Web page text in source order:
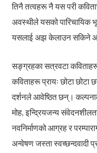
तिनै तत्वहरू नै यस परी
अवस्थीले यसको पारिचायिक
यसलाई अझ केलाउन सकिने
सङ्ग्रहका सत्रवटा कविताहरू
कविताहरू प्रायः छोटा
दर्शनले आवेष्ठित छन्।
मोह, इन्द्रियजन्य
नवनिर्माणको आग्रह र
अन्वेषण जस्ता स्वच्छन्दवादी